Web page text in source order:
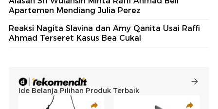
Apartemen Mendiang Julia Perez
Reaksi Nagita Slavina dan Amy Qanita Usai Raffi
Ahmad Terseret Kasus Bea Cukai